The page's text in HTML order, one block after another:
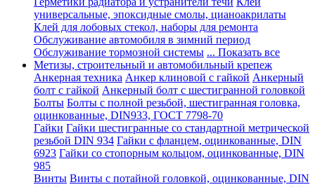
универсальные, эпоксидные смолы, цианоакрилаты
Клей для лобовых стекол, наборы для ремонта
Обслуживание автомобиля в зимний период
Обслуживание тормозной системы ... Показать все
Метизы, строительный и автомобильный крепеж
Анкерная техника Анкер клиновой с гайкой Анкерный
болт с гайкой Анкерный болт с шестигранной головкой
Болты Болты с полной резьбой, шестигранная головка,
оцинкованные, DIN933, ГОСТ 7798-70
Гайки Гайки шестигранные со стандартной метрической
резьбой DIN 934 Гайки с фланцем, оцинкованные, DIN
6923 Гайки со стопорным кольцом, оцинкованные, DIN
985
Винты Винты с потайной головкой, оцинкованные, DIN